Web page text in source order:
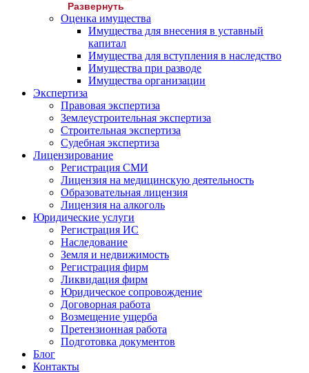
Развернуть
Оценка имущества
Имущества для внесения в уставный
капитал
Имущества для вступления в наследство
Имущества при разводе
Имущества организации
Экспертиза
Правовая экспертиза
Землеустроительная экспертиза
Строительная экспертиза
Судебная экспертиза
Лицензирование
Регистрация СМИ
Лицензия на медицинскую деятельность
Образовательная лицензия
Лицензия на алкоголь
Юридические услуги
Регистрация ИС
Наследование
Земля и недвижимость
Регистрация фирм
Ликвидация фирм
Юридическое сопровождение
Договорная работа
Возмещение ущерба
Претензионная работа
Подготовка документов
Блог
Контакты